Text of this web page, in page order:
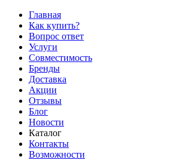
Главная
Как купить?
Вопрос ответ
Услуги
Совместимость
Бренды
Доставка
Акции
Отзывы
Блог
Новости
Каталог
Контакты
Возможности